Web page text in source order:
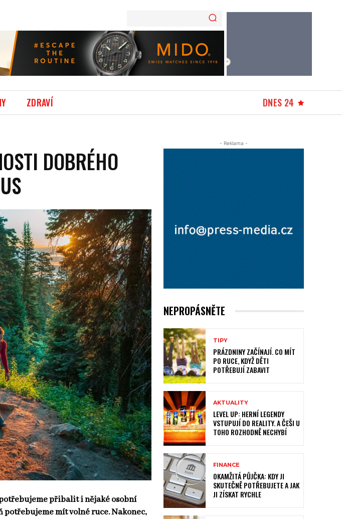
ZDRAVÍ DNES 24
DOBRÉHO
přibalit i nějaké osobní
potřebujeme mít volné ruce. Nakonec,
- Reklama -
NEPROPÁSNĚTE
TIPY
PRÁZDNINY ZAČÍNAJÍ. CO MÍT
PO RUCE, KDYŽ DĚTI
POTŘEBUJÍ ZABAVIT
AKTUALITY
LEVEL UP: HERNÍ LEGENDY
VSTUPUJÍ DO REALITY. A ČEŠI U
TOHO ROZHODNĚ NECHYBÍ
FINANCE
OKAMŽITÁ PŮJČKA: KDY JI
SKUTEČNĚ POTŘEBUJETE A JAK
JI ZÍSKAT RYCHLE